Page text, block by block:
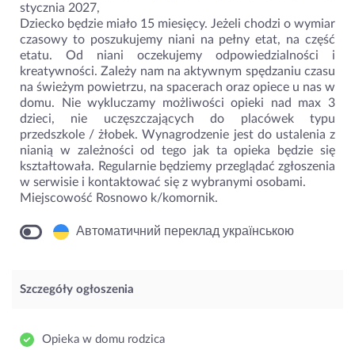
stycznia 2027,
Dziecko będzie miało 15 miesięcy. Jeżeli chodzi o wymiar
czasowy to poszukujemy niani na pełny etat, na część
etatu. Od niani oczekujemy odpowiedzialności i
kreatywności. Zależy nam na aktywnym spędzaniu czasu
na świeżym powietrzu, na spacerach oraz opiece u nas w
domu. Nie wykluczamy możliwości opieki nad max 3
dzieci, nie uczęszczających do placówek typu
przedszkole / żłobek. Wynagrodzenie jest do ustalenia z
nianią w zależności od tego jak ta opieka będzie się
kształtowała. Regularnie będziemy przeglądać zgłoszenia
w serwisie i kontaktować się z wybranymi osobami.
Miejscowość Rosnowo k/komornik.
Автоматичний переклад українською
Szczegóły ogłoszenia
Opieka w domu rodzica